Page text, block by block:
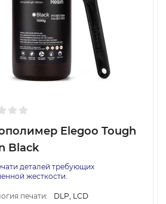
Elegoo Tough
Black
деталей требующих
жесткости.
печати:
DLP, LCD